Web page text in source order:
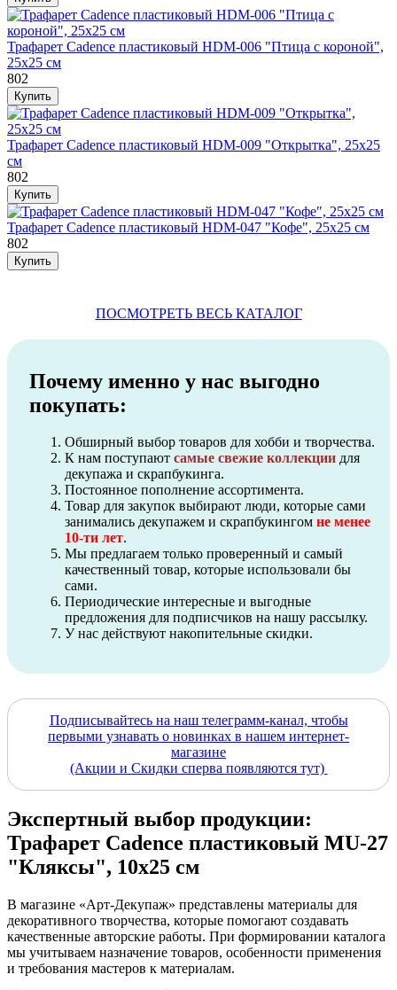
Трафарет Cadence пластиковый HDM-006 "Птица с короной",
25х25 см
802
Трафарет Cadence пластиковый HDM-009 "Открытка", 25х25
см
802
Трафарет Cadence пластиковый HDM-047 "Кофе", 25х25 см
802
ПОСМОТРЕТЬ ВЕСЬ КАТАЛОГ
Почему именно у нас выгодно
покупать:
Обширный выбор товаров для хобби и творчества.
К нам поступают самые свежие коллекции для
декупажа и скрапбукинга.
Постоянное пополнение ассортимента.
Товар для закупок выбирают люди, которые сами
занимались декупажем и скрапбукингом не менее
10-ти лет.
Мы предлагаем только проверенный и самый
качественный товар, которые использовали бы
сами.
Периодические интересные и выгодные
предложения для подписчиков на нашу рассылку.
У нас действуют накопительные скидки.
Подписывайтесь на наш телеграмм-канал, чтобы
первыми узнавать о новинках в нашем интернет-
магазине
(Акции и Скидки сперва появляются тут)
Экспертный выбор продукции:
Трафарет Cadence пластиковый MU-27
"Кляксы", 10х25 см
В магазине «Арт-Декупаж» представлены материалы для
декоративного творчества, которые помогают создавать
качественные авторские работы. При формировании каталога
мы учитываем назначение товаров, особенности применения
и требования мастеров к материалам.